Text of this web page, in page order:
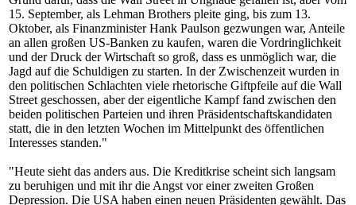
15. September, als Lehman Brothers pleite ging, bis zum 13.
Oktober, als Finanzminister Hank Paulson gezwungen war, Anteile
an allen großen US-Banken zu kaufen, waren die Vordringlichkeit
und der Druck der Wirtschaft so groß, dass es unmöglich war, die
Jagd auf die Schuldigen zu starten. In der Zwischenzeit wurden in
den politischen Schlachten viele rhetorische Giftpfeile auf die Wall
Street geschossen, aber der eigentliche Kampf fand zwischen den
beiden politischen Parteien und ihren Präsidentschaftskandidaten
statt, die in den letzten Wochen im Mittelpunkt des öffentlichen
Interesses standen."
"Heute sieht das anders aus. Die Kreditkrise scheint sich langsam
zu beruhigen und mit ihr die Angst vor einer zweiten Großen
Depression. Die USA haben einen neuen Präsidenten gewählt. Das